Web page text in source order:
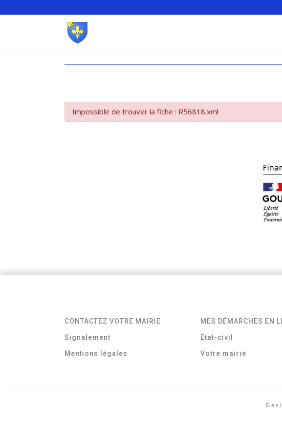
Impossible de trouver la fiche : R56818.xml
CONTACTEZ VOTRE MAIRIE
Signalement
Mentions légales
MES DÉMARCHES EN
Etat-civil
Votre mairie